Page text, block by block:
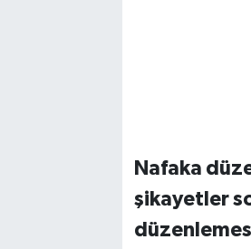
Nafaka
şikayetler